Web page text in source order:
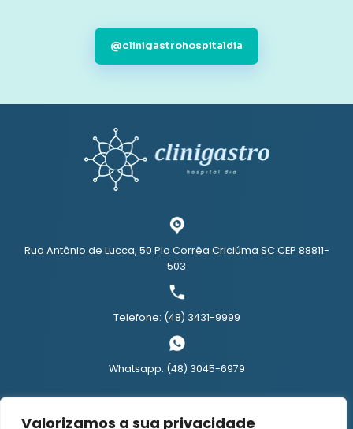
Valorizamos a sua privacidade
@clinigastrohospitaldia
Rua Antônio de Lucca, 50 Pio Corrêa Criciúma SC CEP 88811-
503
Telefone: (48) 3431-9999
Whatsapp: (48) 3045-6979